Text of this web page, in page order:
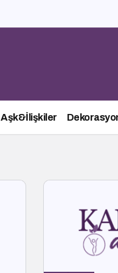
Aşk&İlişkiler